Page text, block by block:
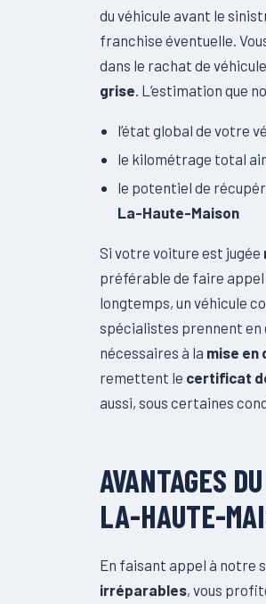
du véhicule avant le
franchise éventuelle.
dans le rachat de
grise . L’estimation que
l’état global de votre
le kilométrage total
le potentiel de
La-Haute-Maison
Si votre voiture est jugée
préférable de faire appel
longtemps, un véhicule
spécialistes prennent en
nécessaires à la mise
remettent le certificat
aussi, sous certaines
AVANTAGES
LA-HAUTE-
En faisant appel à notre
irréparables, vous